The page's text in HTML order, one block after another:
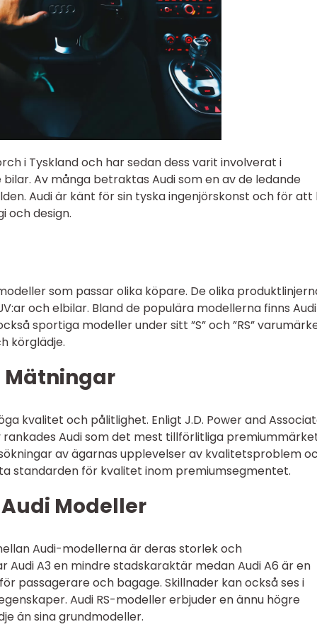
i Tyskland och har sedan dess varit involverat i
Av många betraktas Audi som en av de ledande
Audi är känt för sin tyska ingenjörskonst och för att
och design.
som passar olika köpare. De olika
och elbilar. Bland de populära modellerna finns Audi
sportiga modeller under sitt ”S” och ”RS”
körglädje.
kvalitet och pålitlighet. Enligt J.D. Power and
rankades Audi som det mest tillförlitliga
av ägarnas upplevelser av kvalitetsproblem
standarden för kvalitet inom premiumsegmentet.
Modeller
Audi-modellerna är deras storlek och
Audi A3 en mindre stadskaraktär medan Audi A6 är en
passagerare och bagage. Skillnader kan också ses i
Audi RS-modeller erbjuder en ännu högre
än sina grundmodeller.